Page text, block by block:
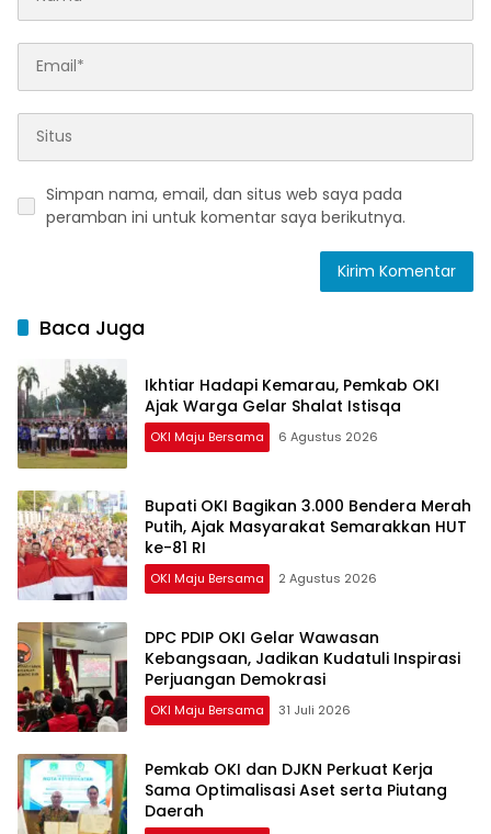
Simpan nama, email, dan situs web saya pada
peramban ini untuk komentar saya berikutnya.
Baca Juga
Ikhtiar Hadapi Kemarau, Pemkab OKI
Ajak Warga Gelar Shalat Istisqa
OKI Maju Bersama 6 Agustus 2026
Bupati OKI Bagikan 3.000 Bendera Merah
Putih, Ajak Masyarakat Semarakkan HUT
ke-81 RI
OKI Maju Bersama 2 Agustus 2026
DPC PDIP OKI Gelar Wawasan
Kebangsaan, Jadikan Kudatuli Inspirasi
Perjuangan Demokrasi
OKI Maju Bersama 31 Juli 2026
Pemkab OKI dan DJKN Perkuat Kerja
Sama Optimalisasi Aset serta Piutang
Daerah